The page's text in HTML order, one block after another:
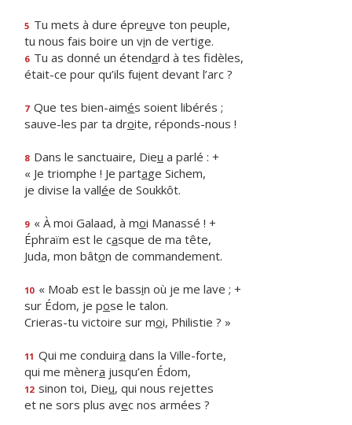
5 Tu mets à dure épreuve ton peuple,
tu nous fais boire un vin de vertige.
6 Tu as donné un étendard à tes fidèles,
était-ce pour qu’ils fuient devant l’arc ?
7 Que tes bien-aimés soient libérés ;
sauve-les par ta droite, réponds-nous !
8 Dans le sanctuaire, Dieu a parlé : +
« Je triomphe ! Je partage Sichem,
je divise la vallée de Soukkôt.
9 « À moi Galaad, à moi Manassé ! +
Éphraïm est le casque de ma tête,
Juda, mon bâton de commandement.
10 « Moab est le bassin où je me lave ; +
sur Édom, je pose le talon.
Crieras-tu victoire sur moi, Philistie ? »
11 Qui me conduira dans la Ville-forte,
qui me mènera jusqu’en Édom,
12 sinon toi, Dieu, qui nous rejettes
et ne sors plus avec nos armées ?